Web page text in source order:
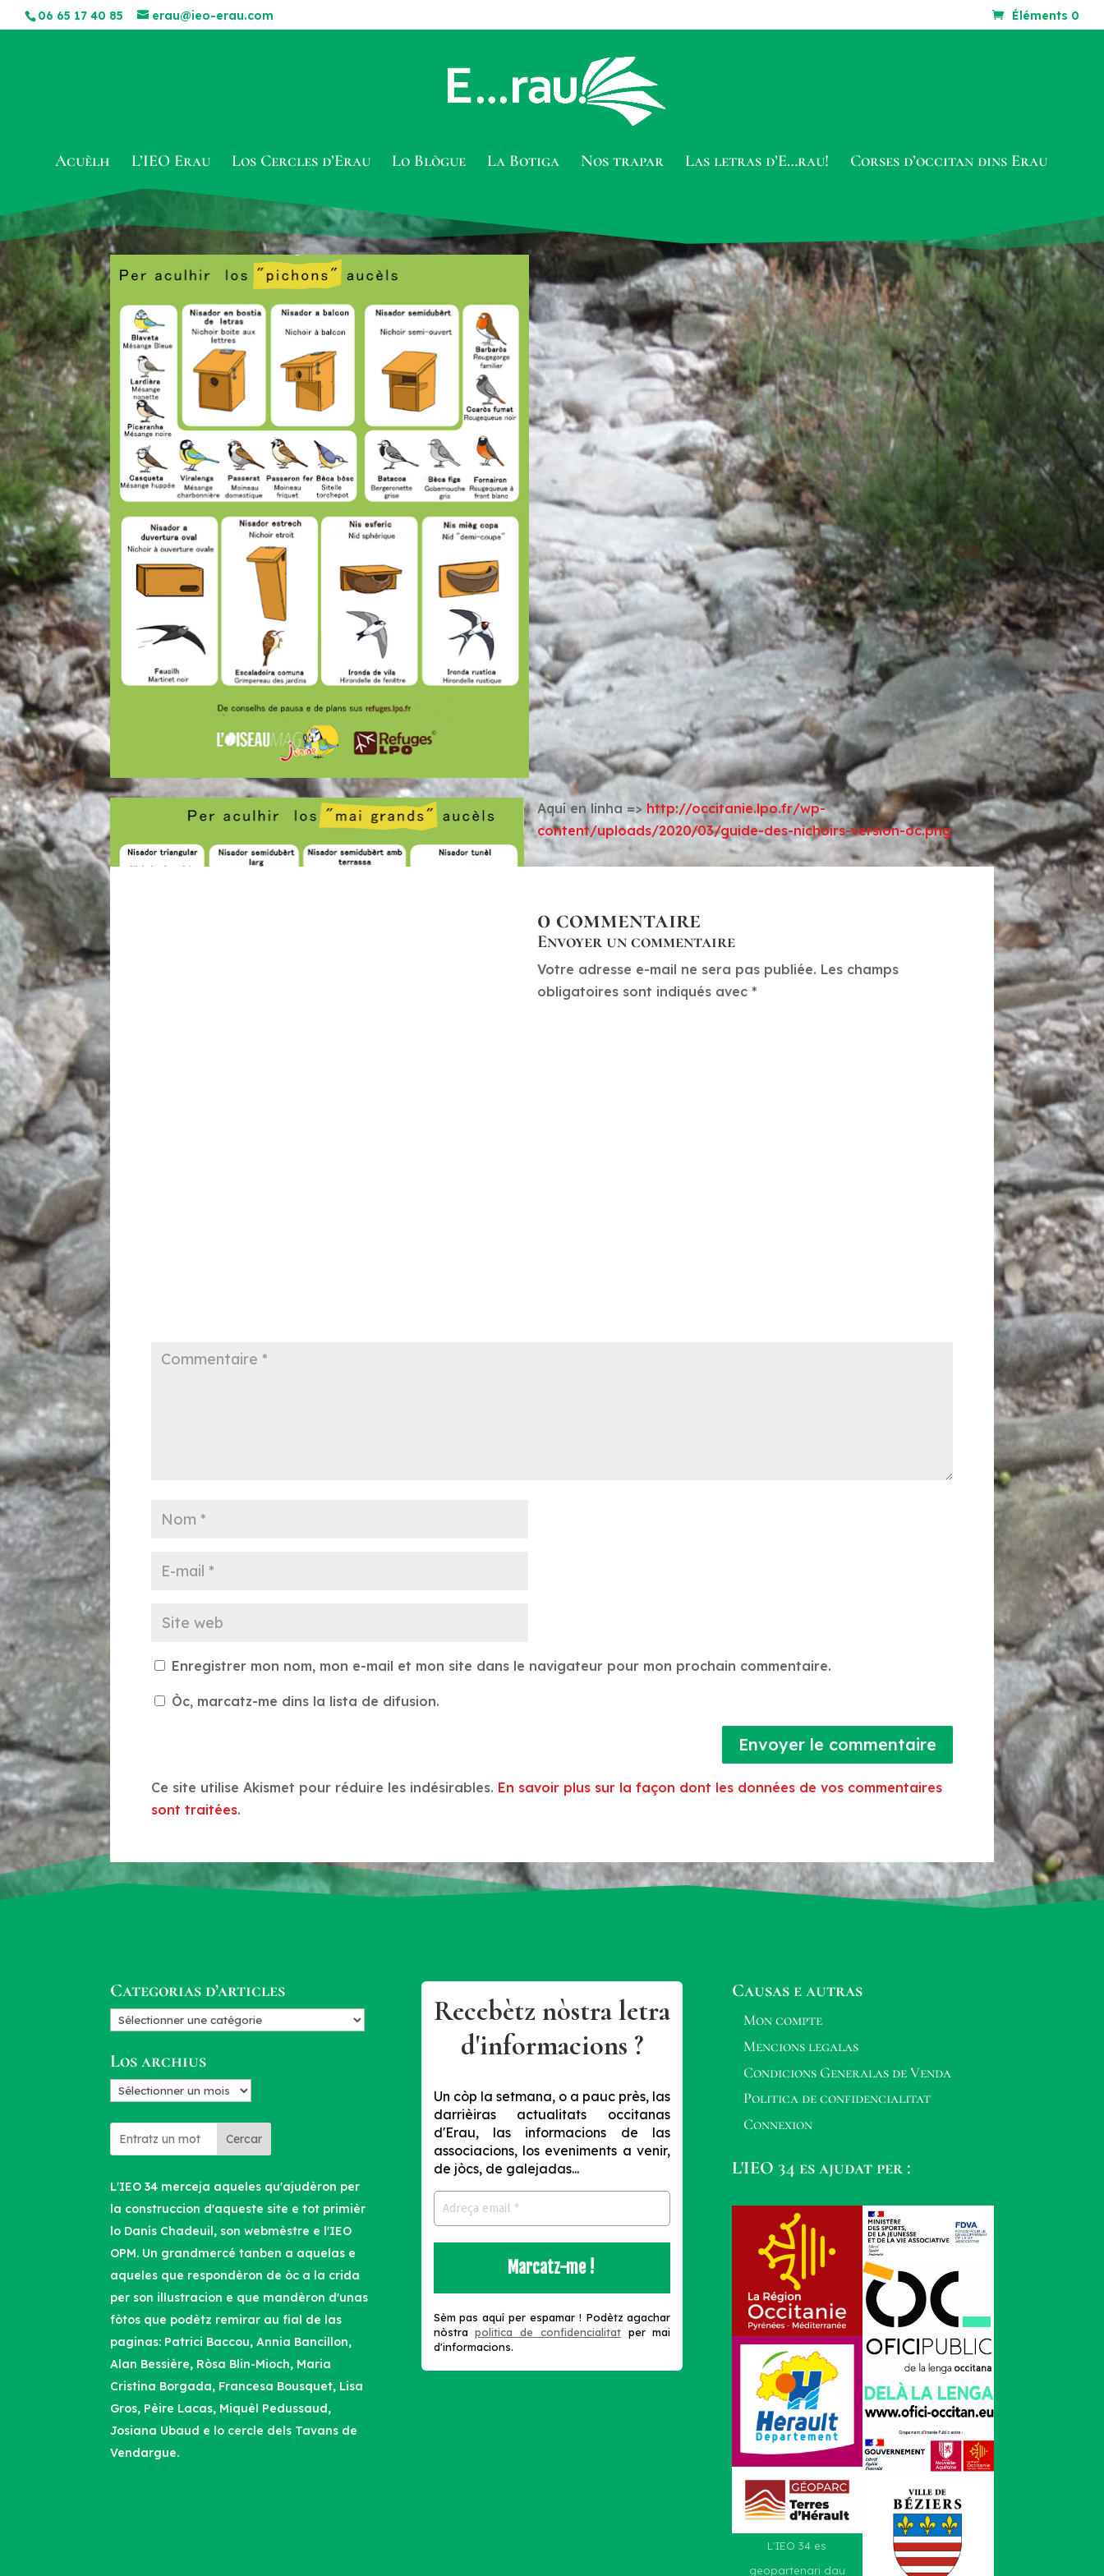
06 65 17 40 85 erau@ieo-erau.com Éléments 0
Acuèlh L’IEO Erau Los Cercles d’Erau Lo Blògue La Botiga Nos trapar Las letras d’E…rau! Corses d’occitan dins Erau
Aquí en linha => http://occitanie.lpo.fr/wp-
content/uploads/2020/03/guide-des-nichoirs-version-oc.png
0 commentaire
Envoyer un commentaire
Votre adresse e-mail ne sera pas publiée. Les champs
obligatoires sont indiqués avec*
Enregistrer mon nom, mon e-mail et mon site dans le navigateur pour mon prochain commentaire.
Òc, marcatz-me dins la lista de difusion.
Envoyer le commentaire
Ce site utilise Akismet pour réduire les indésirables. En savoir plus sur la façon dont les données de vos commentaires
sont traitées.
Categorias d’articles
Categorias
Los archius
Los
Cercar
L'IEO 34 merceja aqueles qu'ajudèron per
la construccion d'aqueste site e tot primièr
lo Danís Chadeuil, son webmèstre e l'IEO
OPM. Un grandmercé tanben a aquelas e
aqueles que respondèron de òc a la crida
per son illustracion e que mandèron d'unas
fòtos que podètz remirar au fial de las
paginas: Patrici Baccou, Annia Bancillon,
Alan Bessière, Ròsa Blin-Mioch, Maria
Cristina Borgada, Francesa Bousquet, Lisa
Gros, Pèire Lacas, Miquèl Pedussaud,
Josiana Ubaud e lo cercle dels Tavans de
Vendargue.
Recebètz nòstra letra
d'informacions ?
Un còp la setmana, o a pauc près, las
darrièiras actualitats occitanas
d'Erau, las informacions de las
associacions, los eveniments a venir,
de jòcs, de galejadas...
Sèm pas aquí per espamar ! Podètz agachar
nòstrapolitica de confidencialitatper mai
d'informacions.
Causas e autras
Mon compte
Mencions legalas
Condicions Generalas de Venda
Politica de confidencialitat
Connexion
L'IEO 34 es ajudat per :
L'IEO 34 es
geopartenari dau